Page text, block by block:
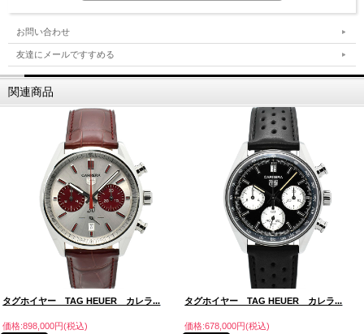
お問い合わせ
友達にメールですすめる
関連商品
タグホイヤー TAG HEUER カレラ...
価格:898,000円(税込)
タグホイヤー TAG HEUER カレラ...
価格:678,000円(税込)